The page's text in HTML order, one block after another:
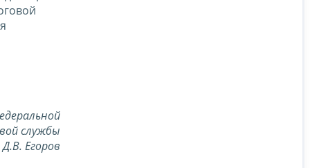
службы
Д.В. Егоров